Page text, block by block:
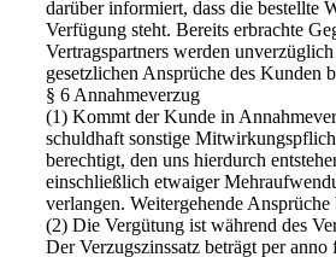
darüber informiert, dass die bestellte
Verfügung steht. Bereits erbrachte
Vertragspartners werden
gesetzlichen Ansprüche des Kunden
§ 6 Annahmeverzug
(1) Kommt der Kunde in
schuldhaft sonstige
berechtigt, den uns hierdurch
einschließlich etwaiger
verlangen. Weitergehende
(2) Die Vergütung ist während des
Der Verzugszinssatz beträgt per